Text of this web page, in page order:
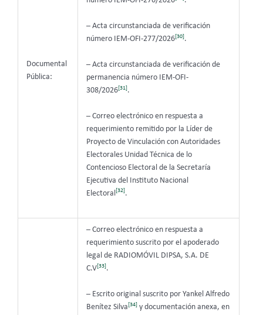
Documental
Pública:
– Acta circunstanciada de verificación
número IEM-OFI-277/2026[30].
– Acta circunstanciada de verificación de
permanencia número IEM-OFI-
308/2026[31].
– Correo electrónico en respuesta a
requerimiento remitido por la Líder de
Proyecto de Vinculación con Autoridades
Electorales Unidad Técnica de lo
Contencioso Electoral de la Secretaría
Ejecutiva del Instituto Nacional
Electoral [32] .
– Correo electrónico en respuesta a
requerimiento suscrito por el apoderado
legal de RADIOMÓVIL DIPSA, S.A. DE
C.V[33].
– Escrito original suscrito por Yankel Alfredo
Benítez Silva[34]y documentación anexa, en